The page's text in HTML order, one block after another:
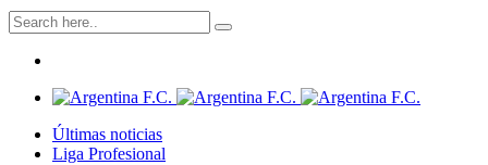
Últimas noticias
Liga Profesional